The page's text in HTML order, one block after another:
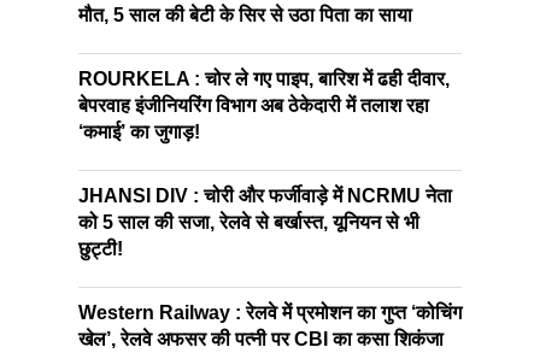
मौत, 5 साल की बेटी के सिर से उठा पिता का साया
ROURKELA : चोर ले गए पाइप, बारिश में ढही दीवार,
बेपरवाह इंजीनियरिंग विभाग अब ठेकेदारी में तलाश रहा
‘कमाई’ का जुगाड़!
JHANSI DIV : चोरी और फर्जीवाड़े में NCRMU नेता
को 5 साल की सजा, रेलवे से बर्खास्त, यूनियन से भी
छुट्टी!
Western Railway : रेलवे में प्रमोशन का गुप्त ‘कोचिंग
खेल’, रेलवे अफसर की पत्नी पर CBI का कसा शिकंजा